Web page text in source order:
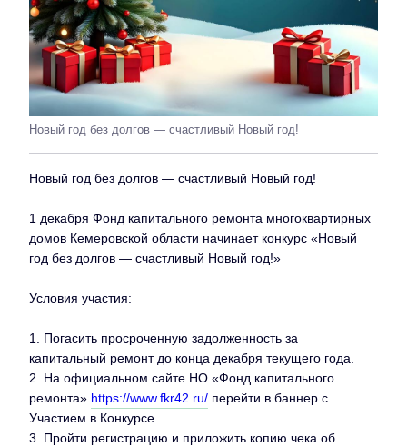
Новый год без долгов — счастливый Новый год!
Новый год без долгов — счастливый Новый год!
1 декабря Фонд капитального ремонта многоквартирных
домов Кемеровской области начинает конкурс «Новый
год без долгов — счастливый Новый год!»
Условия участия:
1. Погасить просроченную задолженность за
капитальный ремонт до конца декабря текущего года.
2. На официальном сайте НО «Фонд капитального
ремонта» https://www.fkr42.ru/ перейти в баннер с
Участием в Конкурсе.
3. Пройти регистрацию и приложить копию чека об